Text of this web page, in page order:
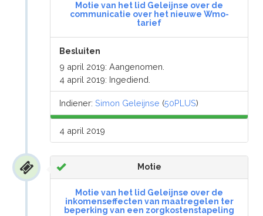
Motie van het lid Geleijnse over de
communicatie over het nieuwe Wmo-
tarief
Besluiten
9 april 2019: Aangenomen.
4 april 2019: Ingediend.
Indiener:Simon Geleijnse (50PLUS)
4 april 2019
Motie
Motie van het lid Geleijnse over de
inkomenseffecten van maatregelen ter
beperking van een zorgkostenstapeling